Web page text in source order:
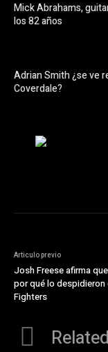
Mick Abrahams,
los 82 años
Adrian Smith ¿se ve
Coverdale?
Articulo previo
Josh Freese afirma
por qué lo despidieron
Fighters